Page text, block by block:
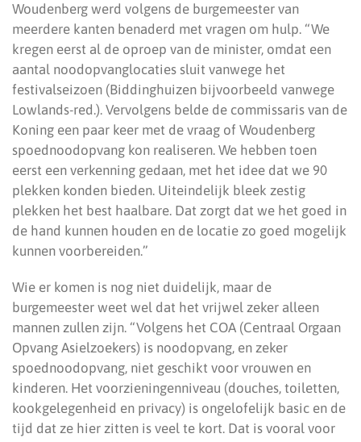
Woudenberg werd volgens de burgemeester van
meerdere kanten benaderd met vragen om hulp. “We
kregen eerst al de oproep van de minister, omdat een
aantal noodopvanglocaties sluit vanwege het
festivalseizoen (Biddinghuizen bijvoorbeeld vanwege
Lowlands-red.). Vervolgens belde de commissaris van de
Koning een paar keer met de vraag of Woudenberg
spoednoodopvang kon realiseren. We hebben toen
eerst een verkenning gedaan, met het idee dat we 90
plekken konden bieden. Uiteindelijk bleek zestig
plekken het best haalbare. Dat zorgt dat we het goed in
de hand kunnen houden en de locatie zo goed mogelijk
kunnen voorbereiden.”
Wie er komen is nog niet duidelijk, maar de
burgemeester weet wel dat het vrijwel zeker alleen
mannen zullen zijn. “Volgens het COA (Centraal Orgaan
Opvang Asielzoekers) is noodopvang, en zeker
spoednoodopvang, niet geschikt voor vrouwen en
kinderen. Het voorzieningenniveau (douches, toiletten,
kookgelegenheid en privacy) is ongelofelijk basic en de
tijd dat ze hier zitten is veel te kort. Dat is vooral voor